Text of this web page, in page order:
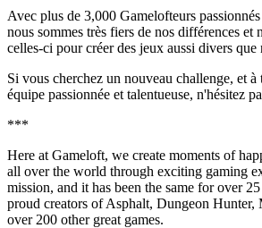
Avec plus de 3,000 Gamelofteurs
nous sommes très fiers de nos différences et
celles-ci pour créer des jeux aussi divers que
Si vous cherchez un nouveau challenge, et
équipe passionnée et talentueuse, n'hésitez
***
Here at Gameloft, we create moments of
all over the world through exciting gaming
mission, and it has been the same for over
proud creators of Asphalt, Dungeon Hunter,
over 200 other great games.